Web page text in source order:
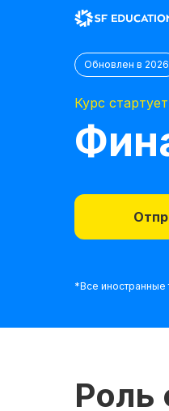
Обновлен в 2026
*Все иностранные
Курс
Роль